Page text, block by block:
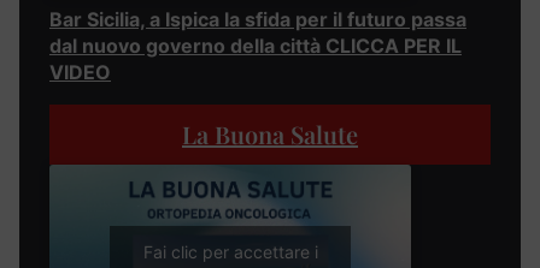
Bar Sicilia, a Ispica la sfida per il futuro passa
dal nuovo governo della città CLICCA PER IL
VIDEO
La Buona Salute
Fai clic per accettare i